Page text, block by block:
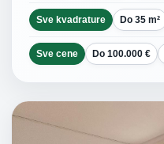
Sve kvadrature Do 35 m²
Sve cene Do 100.000 €